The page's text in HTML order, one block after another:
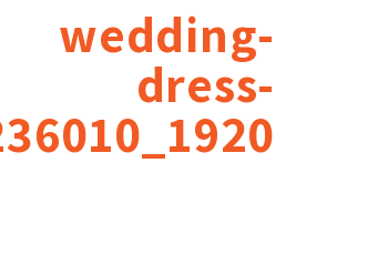
wedding-
dress-